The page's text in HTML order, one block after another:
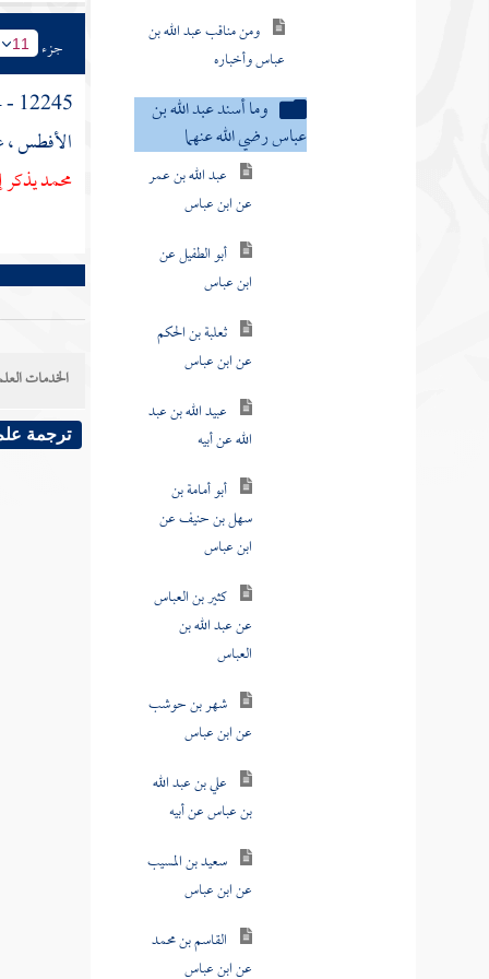
ومن مناقب عبد الله بن
عباس وأخباره
وما أسند عبد الله بن
عباس رضي الله عنهما
عبد الله بن عمر
عن ابن عباس
أبو الطفيل عن
ابن عباس
ثعلبة بن الحكم
عن ابن عباس
عبيد الله بن عبد
الله عن أبيه
أبو أمامة بن
سهل بن حنيف عن
ابن عباس
كثير بن العباس
عن عبد الله بن
العباس
شهر بن حوشب
عن ابن عباس
علي بن عبد الله
بن عباس عن أبيه
سعيد بن المسيب
عن ابن عباس
القاسم بن محمد
عن ابن عباس
جزء 11
12245 - حدثنا
الأفطس
محمديذكر
الخدمات
ترجمة